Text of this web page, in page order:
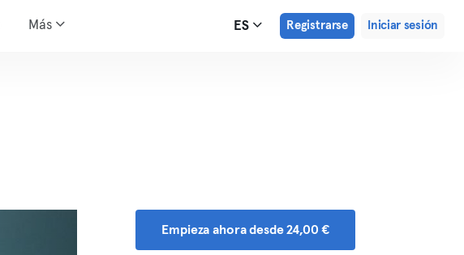
Más ES Registrarse Iniciar sesión
Empieza ahora desde 24,00 €